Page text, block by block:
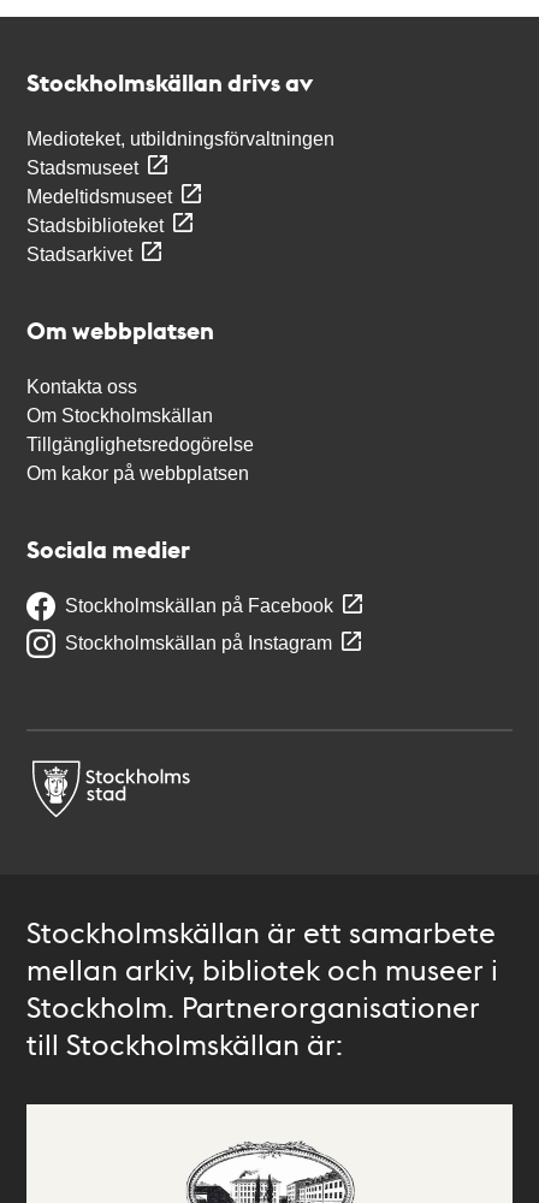
Stockholmskällan drivs av
Medioteket, utbildningsförvaltningen
Stadsmuseet
Medeltidsmuseet
Stadsbiblioteket
Stadsarkivet
Om webbplatsen
Kontakta oss
Om Stockholmskällan
Tillgänglighetsredogörelse
Om kakor på webbplatsen
Sociala medier
Stockholmskällan på Facebook
Stockholmskällan på Instagram
Stockholmskällan är ett samarbete
mellan arkiv, bibliotek och museer i
Stockholm. Partnerorganisationer
till Stockholmskällan är: